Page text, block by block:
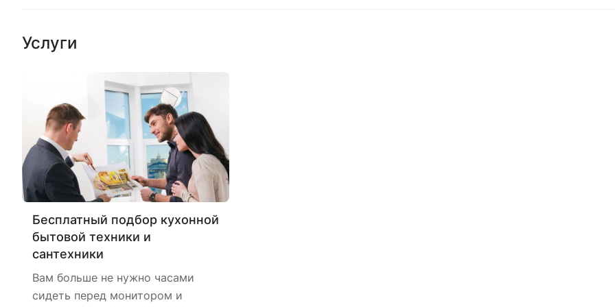
Услуги
Бесплатный подбор кухонной
бытовой техники и
сантехники
Вам больше не нужно часами
сидеть перед монитором и